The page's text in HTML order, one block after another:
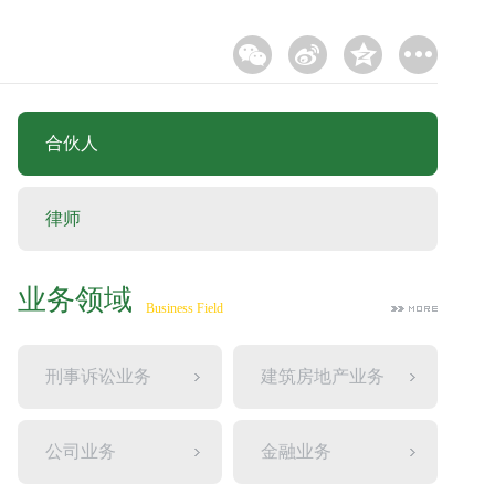
合伙人
律师
业务领域 Business Field
刑事诉讼业务 建筑房地产业务
公司业务 金融业务